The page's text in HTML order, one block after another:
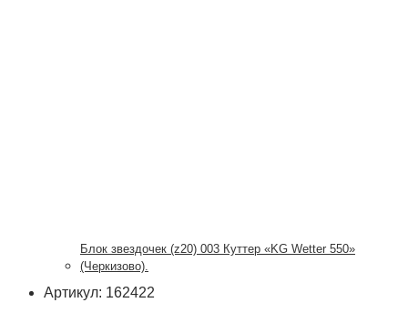
Блок звездочек (z20) 003 Куттер «KG Wetter 550»
(Черкизово).
Артикул: 162422